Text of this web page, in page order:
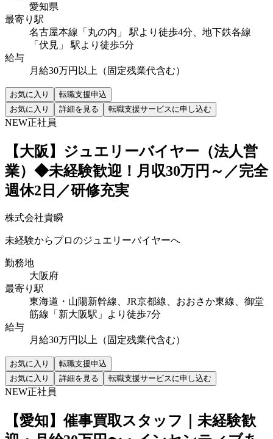
愛知県
最寄り駅
名古屋本線「丸の内」 駅より徒歩4分、地下鉄各線
「伏見」 駅より徒歩5分
給与
月給30万円以上（固定残業代含む）
お気に入り
転職支援申込
お気に入り
詳細を見る 転職支援サービスに申し込む
NEW正社員
【大阪】ジュエリーバイヤー（法人営
業）◆未経験歓迎！月収30万円～／完全
週休2日／研修充実
株式会社貴瞬
未経験からプロのジュエリーバイヤーへ
勤務地
大阪府
最寄り駅
東海道・山陽新幹線、JR京都線、おおさか東線、御堂
筋線「新大阪駅」より徒歩7分
給与
月給30万円以上（固定残業代含む）
お気に入り
転職支援申込
お気に入り
詳細を見る 転職支援サービスに申し込む
NEW正社員
【愛知】催事買取スタッフ｜未経験歓